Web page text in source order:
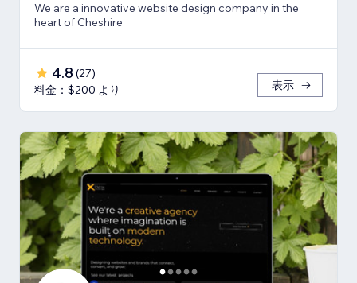
We are a innovative website design company in the
heart of Cheshire
4.8 (27)
料金：$200 より
表示